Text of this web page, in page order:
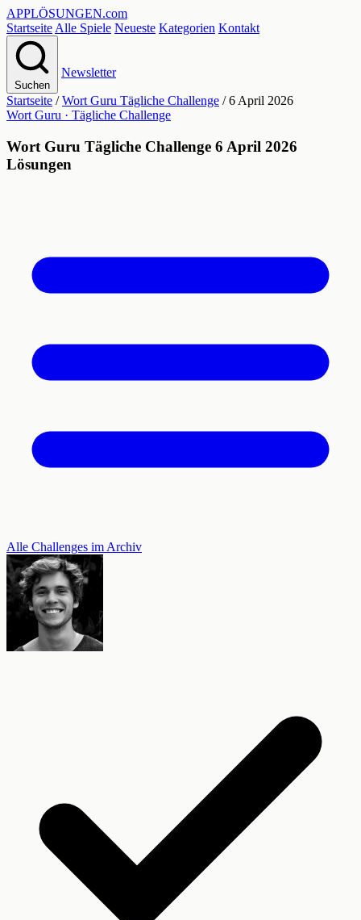
APPLÖSUNGEN.com
Startseite Alle Spiele Neueste Kategorien Kontakt
Suchen
Newsletter
Startseite / Wort Guru Tägliche Challenge / 6 April 2026
Wort Guru · Tägliche Challenge
Wort Guru Tägliche Challenge 6 April 2026
Lösungen
Alle Challenges im Archiv